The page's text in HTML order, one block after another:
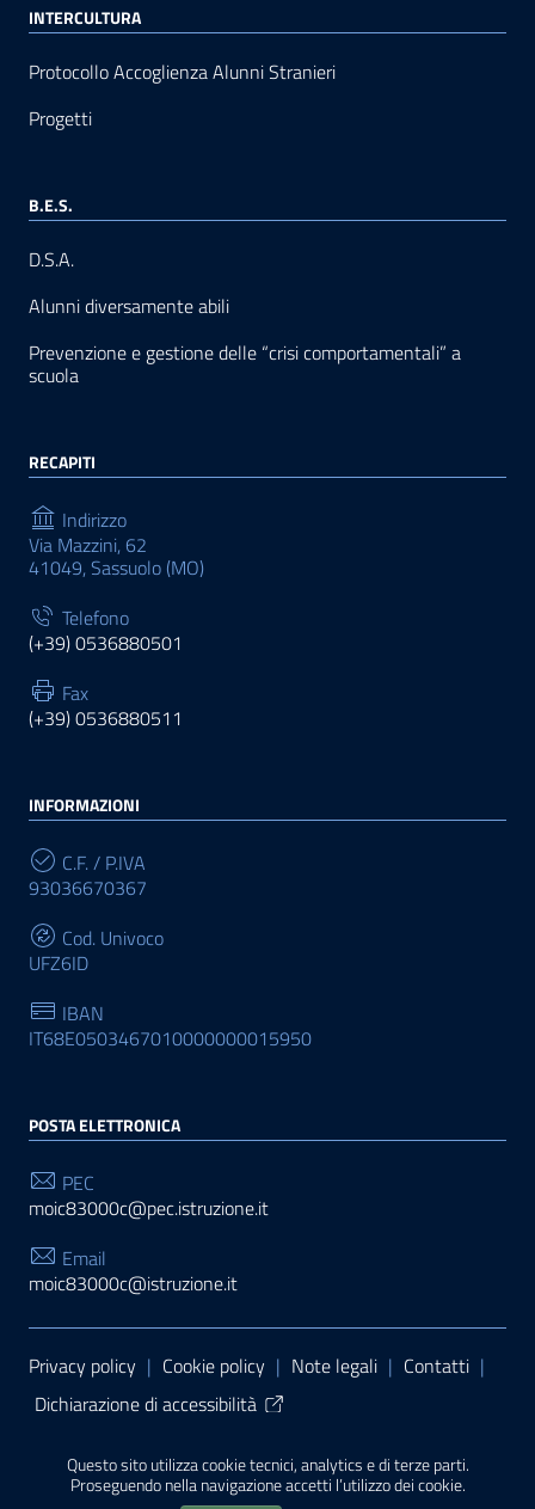
Questo sito utilizza cookie tecnici, analytics e di terze parti.
Proseguendo nella navigazione accetti l’utilizzo dei cookie.
INTERCULTURA
Protocollo Accoglienza Alunni Stranieri
Progetti
B.E.S.
D.S.A.
Alunni diversamente abili
Prevenzione e gestione delle “crisi comportamentali” a
scuola
RECAPITI
Indirizzo
Via Mazzini, 62
41049, Sassuolo (MO)
Telefono
(+39) 0536880501
Fax
(+39) 0536880511
INFORMAZIONI
C.F. / P.IVA
93036670367
Cod. Univoco
UFZ6ID
IBAN
IT68E0503467010000000015950
POSTA ELETTRONICA
PEC
moic83000c@pec.istruzione.it
Email
moic83000c@istruzione.it
Sezione Link Utili
Privacy policy | Cookie policy | Note legali | Contatti |
Dichiarazione di accessibilità
PA di AgID
| Realizzato con WordPress
da